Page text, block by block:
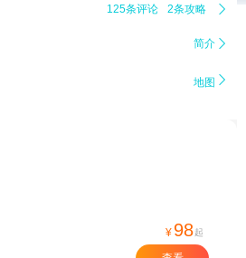
125条评论 2条攻略 
简介 
地图 
¥ 98起